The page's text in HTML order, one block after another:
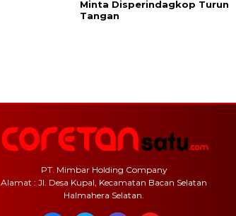
Minta Disperindagkop Turun
Tangan
PT. Mimbar Holding Company
Alamat : Jl. Desa Kupal, Kecamatan Bacan Selatan
Halmahera Selatan.